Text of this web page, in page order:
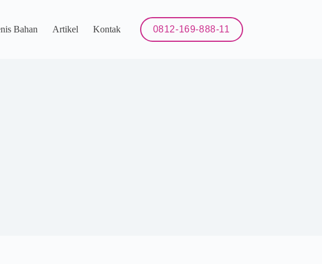
Bahan Artikel Kontak 0812-169-888-11